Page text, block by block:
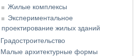
Жилые комплексы
Экспериментальное
проектирование жилых зданий
Градостроительство
Малые архитектурные формы